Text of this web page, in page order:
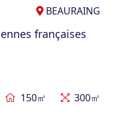
BEAURAING
françaises
150㎡ 300㎡